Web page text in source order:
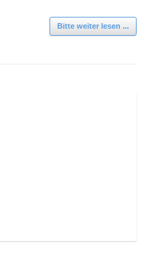
Bitte weiter lesen ...